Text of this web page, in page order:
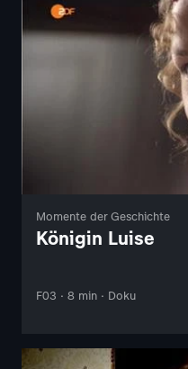
Momente der Geschichte
Königin Luise
F03 · 8 min · Doku